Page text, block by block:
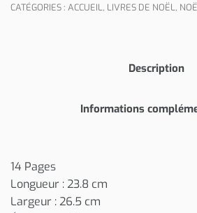
CATÉGORIES : ACCUEIL, LIVRES DE NOËL,
Description
Informations
14 Pages
Longueur : 23.8 cm
Largeur : 26.5 cm